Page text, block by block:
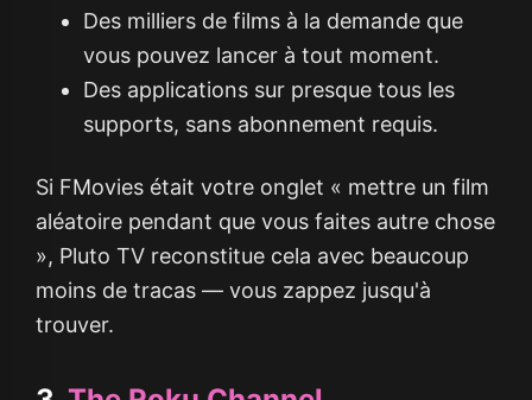
Des milliers de films à la demande que
vous pouvez lancer à tout moment.
Des applications sur presque tous les
supports, sans abonnement requis.
Si FMovies était votre onglet « mettre un film
aléatoire pendant que vous faites autre chose
», Pluto TV reconstitue cela avec beaucoup
moins de tracas — vous zappez jusqu'à
trouver.